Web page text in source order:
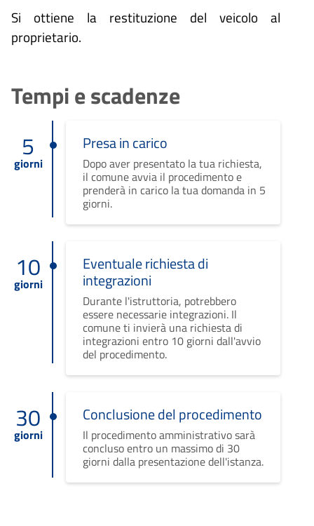
Si ottiene la restituzione del veicolo al
proprietario.
Tempi e scadenze
5
giorni
Presa in carico
Dopo aver presentato la tua richiesta,
il comune avvia il procedimento e
prenderà in carico la tua domanda in 5
giorni.
10
giorni
Eventuale richiesta di
integrazioni
Durante l'istruttoria, potrebbero
essere necessarie integrazioni. Il
comune ti invierà una richiesta di
integrazioni entro 10 giorni dall'avvio
del procedimento.
30
giorni
Conclusione del procedimento
Il procedimento amministrativo sarà
concluso entro un massimo di 30
giorni dalla presentazione dell'istanza.